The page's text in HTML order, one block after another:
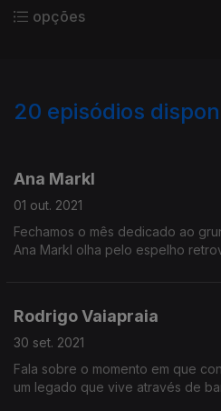
carreira.
opções
20 episódios
Ana Markl
01 out. 2021
Fechamos o mês dedicado ao
Ana Markl olha pelo espelho
Rodrigo Vaiapraia
30 set. 2021
Fala sobre o momento em que
um legado que vive através de